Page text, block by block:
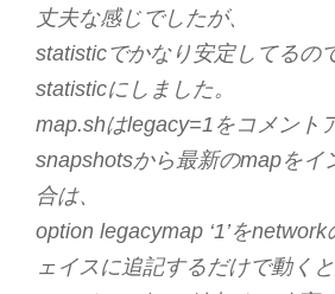
丈夫な感じでしたが、
statisticでかなり安定してるの
statisticにしました。
map.shはlegacy=1をコメント
snapshotsから最新のmapをイ
合は、
option legacymap ‘1’を
ェイスに追記するだけで動くと